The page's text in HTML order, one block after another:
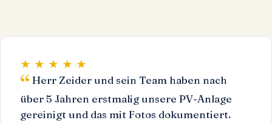
★ ★ ★ ★ ★
Herr Zeider und sein Team haben nach
über 5 Jahren erstmalig unsere PV-Anlage
gereinigt und das mit Fotos dokumentiert.